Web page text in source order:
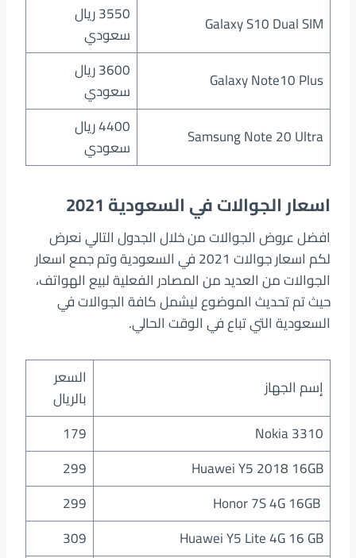
Galaxy S10 Dual SIM
3550 ريال
سعودي
Galaxy Note10 Plus
3600 ريال
سعودي
Samsung Note 20 Ultra
4400 ريال
سعودي
اسعار الجوالات في السعودية 2021
افضل عروض الجوالات من خلال الجدول التالي نعرض
لكم اسعار جوالات 2021 في السعودية وتم جمع اسعار
الجوالات من العديد من المصادر الفعلية لبيع الهواتف،
حيث تم تحديث الموضوع ليشمل كافة الجوالات في
السعودية التي تباع في الوقت الحالي.
إسم الجهاز
السعر
بالريال
Nokia 3310
179
Huawei Y5 2018 16GB
299
Honor 7S 4G 16GB
299
Huawei Y5 Lite 4G 16 GB
309